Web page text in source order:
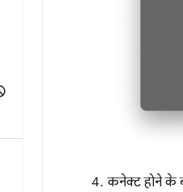
कनेक्ट होने के